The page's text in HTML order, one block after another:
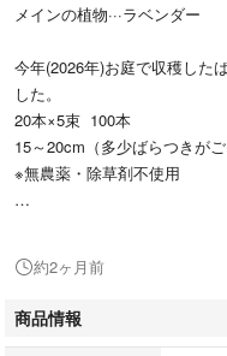
メインの植物···ラベンダー
今年(2026年)お庭で収穫した
した。
20本×5束 100本
15～20cm（多少ばらつきがご
※無農薬・除草剤不使用
お部屋のインテリアとして
収穫時期によって写真とは若
約2ヶ月前
商品情報